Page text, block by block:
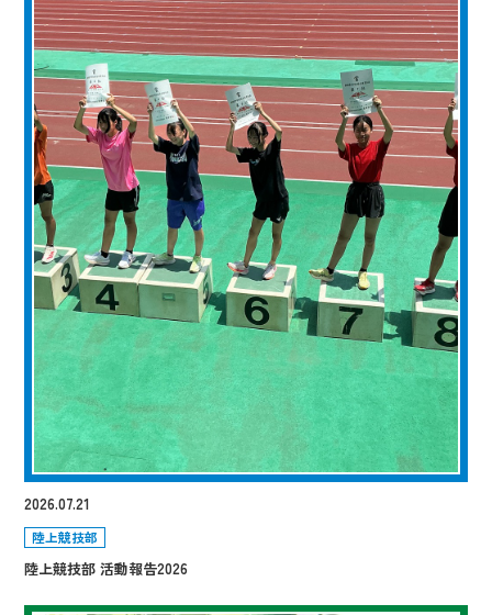
2026.07.21
陸上競技部
陸上競技部 活動報告2026